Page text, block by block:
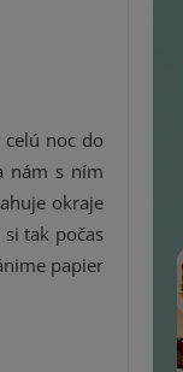
noc do
nám s ním
okraje
tak počas
papier